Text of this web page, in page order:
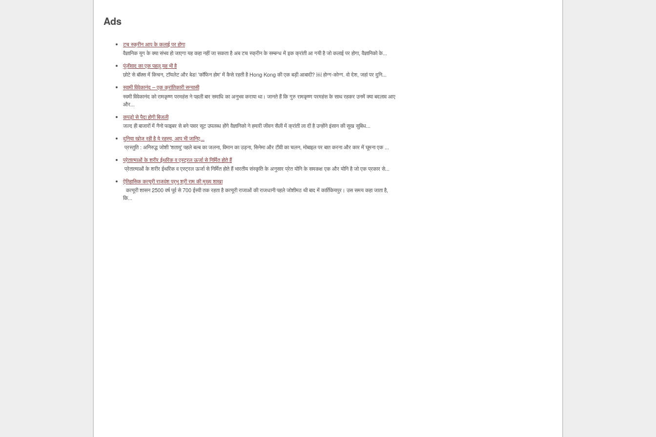
Ads
टच स्क्रीन आप के कलाई पर होगा
वैज्ञानिक युग के क्या संभव हो जाएगा यह कहा नहीं जा सकता है अब टच स्क्रीन के सम्बन्ध में इक क्रांती आ गयी है जो कलाई पर होगा, वैज्ञानिको के...
पूंजीवाद का एक पहलू यह भी है
छोटे से बॉक्‍स में किचन, टॉयलेट और बेड! 'कॉफिन होम' में कैसे रहती है Hong Kong की एक बड़ी आबादी? ￼ होन्ग-कोन्ग. वो देश, जहां पर दुनि...
स्वामी विवेकानंद – एक क्रांतिकारी सन्यासी
स्वमी विवेकानंद को रामकृष्ण परमहंस ने पहली बार समाधि का अनुभव कराया था। जानते हैं कि गुरु रामकृष्ण परमहंस के साथ रहकर उनमें क्या बदलाव आए
और...
कपड़ो से पैदा होगी बिजली
जल्द ही बाजारों में नैनो फाइबर से बने पावर सूट उपलब्ध होंगे वैज्ञानिको ने हमारी जीवन सैली में क्रांती ला दी है उन्होंने इंसान की सुख सुबिध...
दुनिया खोज रही है ये रहस्य, आप भी जानिए...
प्रस्तुति : अनिरुद्ध जोशी 'शतायु' पहले बल्ब का जलना, विमान का उड़ना, सिनेमा और टीवी का चलन, मोबाइल पर बात करना और कार में घूमना एक ...
प्रेतात्माओं के शरीर ईथरिक व एस्ट्रल ऊर्जा से निर्मित होते हैं
प्रेतात्माओं के शरीर ईथरिक व एस्ट्रल ऊर्जा से निर्मित होते हैं भारतीय संस्कृति के अनुसार प्रेत योनि के समकक्ष एक और योनि है जो एक प्रकार से...
ऐतिहासिक कत्यूरी राजवंश प्रभु श्री राम की मुख्य शाखा
कत्यूरी शासन 2500 वर्ष पूर्व से 700 ईस्वी तक रहता है कत्यूरी राजाओं की राजधानी पहले जोशीमठ थी बाद में कार्तिकेयपुर। उस समय कहा जाता है,
कि...